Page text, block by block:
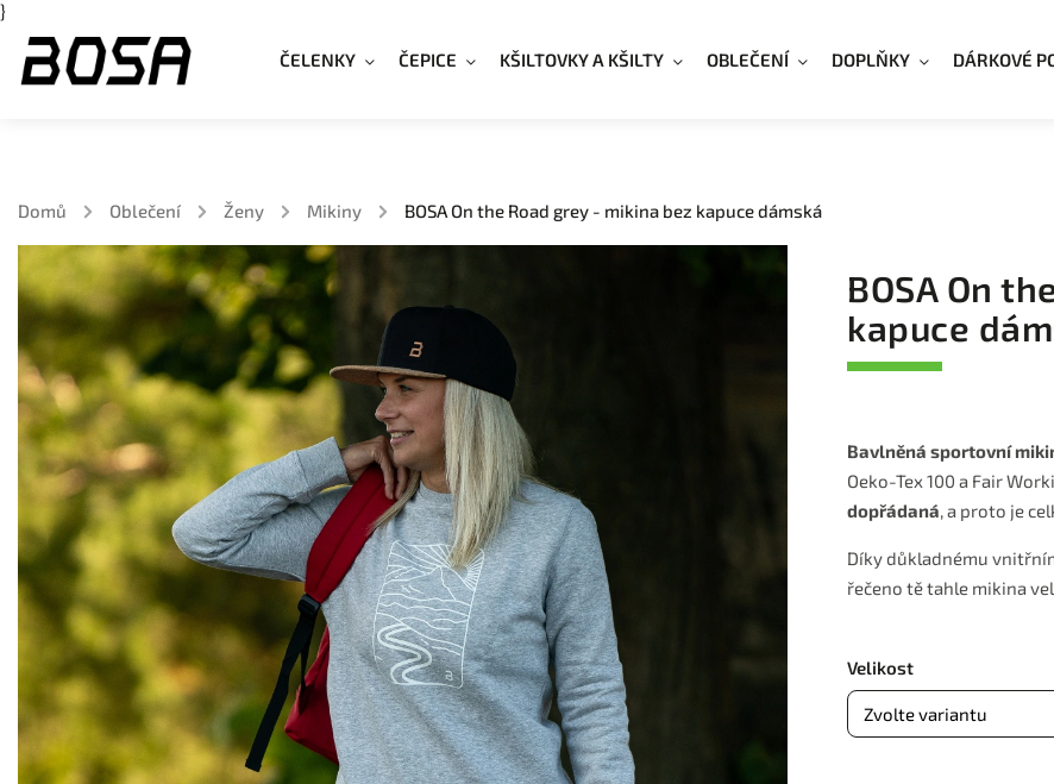
}
ČELENKY ČEPICE KŠILTOVKY A KŠILTY OBLEČENÍ DOPLŇKY DÁRKOVÉ
Domů / Oblečení / Ženy / Mikiny / BOSA On the Road grey - mikina bez kapuce dámská
BOSA On
kapuce
Bavlněná sportovní
Oeko-Tex 100 a Fair
dopřádaná, a proto je
Díky důkladnému
řečeno tě tahle mikina
Velikost